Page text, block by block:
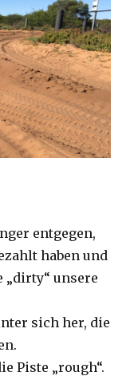
entgegen,
haben und
„dirty“ unsere
sich her, die
Piste „rough“.